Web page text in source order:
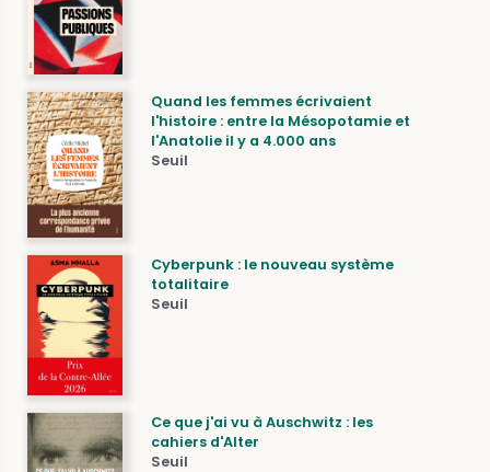
Quand les femmes écrivaient
l'histoire : entre la Mésopotamie et
l'Anatolie il y a 4.000 ans
Seuil
Cyberpunk : le nouveau système
totalitaire
Seuil
Ce que j'ai vu à Auschwitz : les
cahiers d'Alter
Seuil